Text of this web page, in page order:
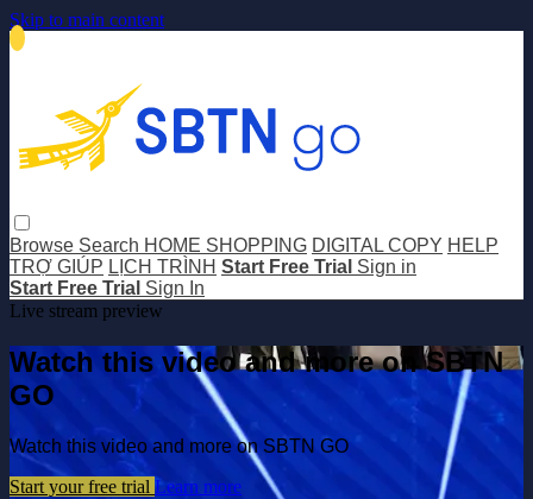
Skip to main content
Browse Search HOME SHOPPING DIGITAL COPY HELP
TRỢ GIÚP LỊCH TRÌNH Start Free Trial Sign in
Start Free Trial Sign In
Live stream preview
Watch this video and more on SBTN
GO
Watch this video and more on SBTN GO
Start your free trial Learn more